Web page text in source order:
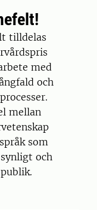
tilldelas
med
och
mellan
som
och